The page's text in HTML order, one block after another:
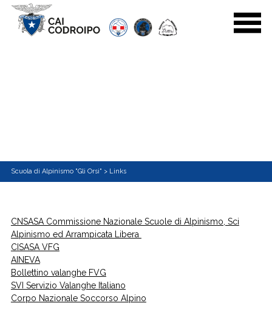
Scuola di Alpinismo "Gli Orsi" > Links
CNSASA Commissione Nazionale Scuole di Alpinismo, Sci
Alpinismo ed Arrampicata Libera
CISASA VFG
AINEVA
Bollettino valanghe FVG
SVI Servizio Valanghe Italiano
Corpo Nazionale Soccorso Alpino